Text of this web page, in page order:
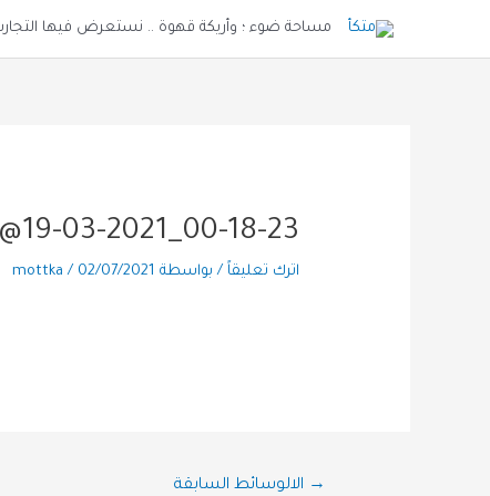
مساحة ضوء ؛ وأريكة قهوة .. نستعرض فيها
03-2021_00-18-23
اترك تعليقاً / بواسطة mottka/ 02/07/2021
→ الالوسائط السابقة